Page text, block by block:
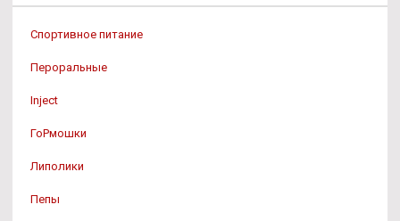
Спортивное питание
Пероральные
Inject
ГоРмошки
Липолики
Пепы